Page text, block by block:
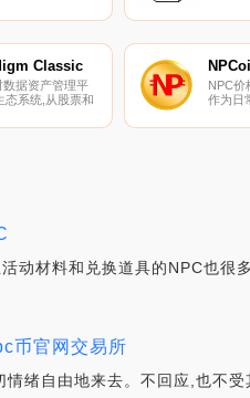
Classic
数据资产管理平
态系统,从股票和
NPC价
作为日
动材料和兑换道具的NPC也很
币官网交易所
由地来去。不回应,也不受